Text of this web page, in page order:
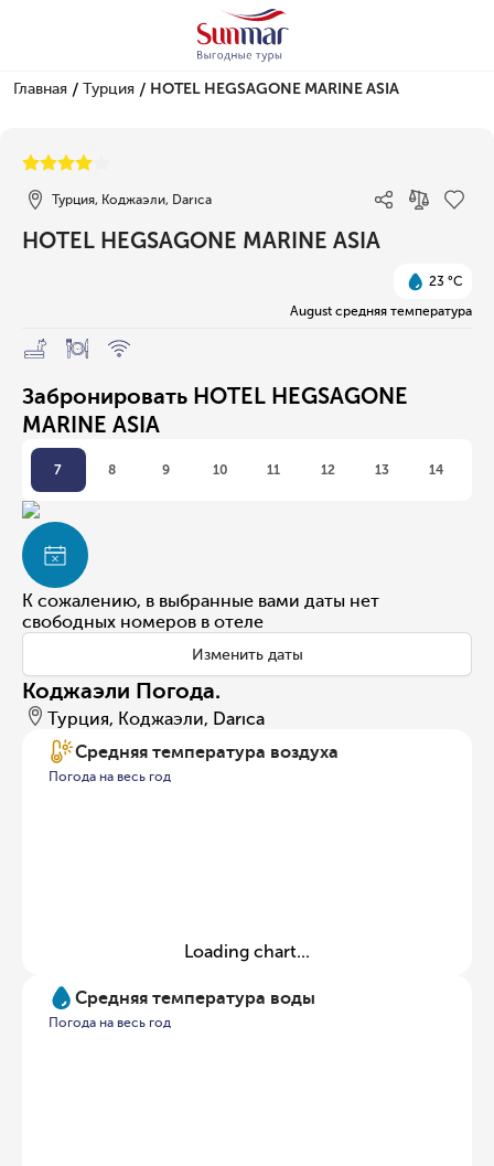
Главная / Турция / HOTEL HEGSAGONE MARINE ASIA
Турция, Коджаэли, Darıca
HOTEL HEGSAGONE MARINE ASIA
23 °C
August средняя температура
Забронировать HOTEL HEGSAGONE
MARINE ASIA
7 8 9 10 11 12 13 14
К сожалению, в выбранные вами даты нет
свободных номеров в отеле
Изменить даты
Коджаэли Погода.
Турция, Коджаэли, Darıca
Средняя температура воздуха
Погода на весь год
Loading chart...
Средняя температура воды
Погода на весь год